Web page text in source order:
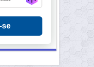
se